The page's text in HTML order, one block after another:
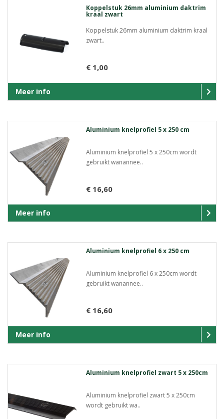
Koppelstuk 26mm aluminium daktrim
kraal zwart
Koppelstuk 26mm aluminium daktrim kraal
zwart..
€ 1,00
Meer info
Aluminium knelprofiel 5 x 250 cm
Aluminium knelprofiel 5 x 250cm wordt
gebruikt wanannee..
€ 16,60
Meer info
Aluminium knelprofiel 6 x 250 cm
Aluminium knelprofiel 6 x 250cm wordt
gebruikt wanannee..
€ 16,60
Meer info
Aluminium knelprofiel zwart 5 x 250cm
Aluminium knelprofiel zwart 5 x 250cm
wordt gebruikt wa..